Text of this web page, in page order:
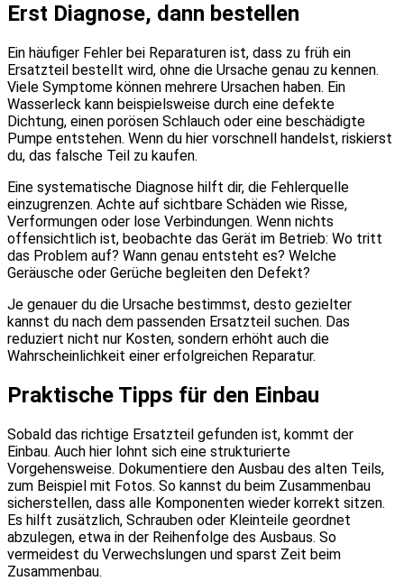
Erst Diagnose, dann bestellen
Ein häufiger Fehler bei Reparaturen ist, dass zu früh ein
Ersatzteil bestellt wird, ohne die Ursache genau zu kennen.
Viele Symptome können mehrere Ursachen haben. Ein
Wasserleck kann beispielsweise durch eine defekte
Dichtung, einen porösen Schlauch oder eine beschädigte
Pumpe entstehen. Wenn du hier vorschnell handelst, riskierst
du, das falsche Teil zu kaufen.
Eine systematische Diagnose hilft dir, die Fehlerquelle
einzugrenzen. Achte auf sichtbare Schäden wie Risse,
Verformungen oder lose Verbindungen. Wenn nichts
offensichtlich ist, beobachte das Gerät im Betrieb: Wo tritt
das Problem auf? Wann genau entsteht es? Welche
Geräusche oder Gerüche begleiten den Defekt?
Je genauer du die Ursache bestimmst, desto gezielter
kannst du nach dem passenden Ersatzteil suchen. Das
reduziert nicht nur Kosten, sondern erhöht auch die
Wahrscheinlichkeit einer erfolgreichen Reparatur.
Praktische Tipps für den Einbau
Sobald das richtige Ersatzteil gefunden ist, kommt der
Einbau. Auch hier lohnt sich eine strukturierte
Vorgehensweise. Dokumentiere den Ausbau des alten Teils,
zum Beispiel mit Fotos. So kannst du beim Zusammenbau
sicherstellen, dass alle Komponenten wieder korrekt sitzen.
Es hilft zusätzlich, Schrauben oder Kleinteile geordnet
abzulegen, etwa in der Reihenfolge des Ausbaus. So
vermeidest du Verwechslungen und sparst Zeit beim
Zusammenbau.